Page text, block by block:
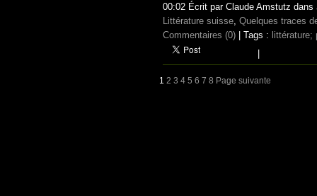
00:02 Écrit par Claude Amstutz dans
Littérature suisse Quelques traces
Commentaires (0) | Tags : littérature;
1 2 3 4 5 6 7 8 Page suivante